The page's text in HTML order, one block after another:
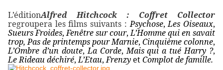
L’éditionAlfred Hitchcock : Coffret Collector
regroupera les films suivants :Psychose, Les Oiseaux,
Sueurs Froides, Fenêtre sur cour, L’Homme qui en savait
trop, Pas de printemps pour Marnie, Cinquième colonne,
L’Ombre d’un doute, La Corde, Mais qui a tué Harry ?,
Le Rideau déchiré, L’Etau, FrenzyetComplot de famille.